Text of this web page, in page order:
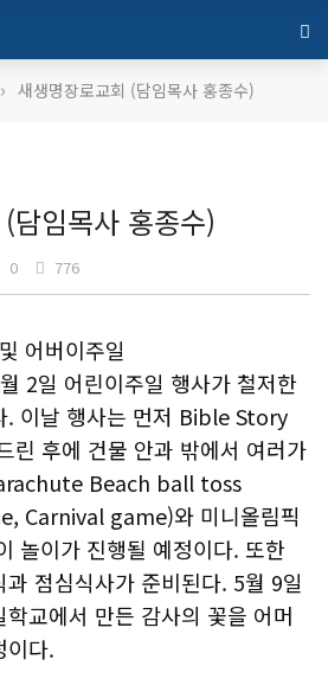
› 새생명장로교회 (담임목사 홍종수)
담임목사 홍종수)
0 776
어버이주일
2일 어린이주일 행사가 철저한
. 이날 행사는 먼저 Bible Story
후에 건물 안과 밖에서 여러가
Beach ball toss
Carnival game)와 미니올림픽
놀이가 진행될 예정이다. 또한
점심식사가 준비된다. 5월 9일
교에서 만든 감사의 꽃을 어머
이다.